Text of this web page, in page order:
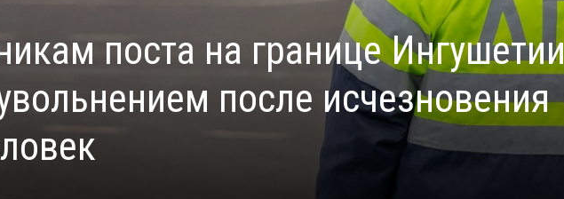
поста на границе Ингушетии
после исчезновения